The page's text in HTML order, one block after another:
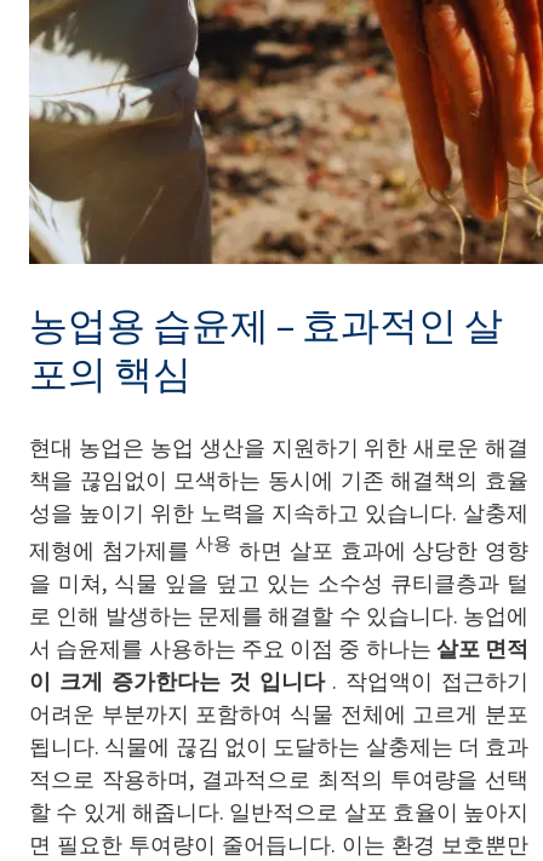
농업용 습윤제 – 효과적인 살
포의 핵심
현대 농업은 농업 생산을 지원하기 위한 새로운 해결
책을 끊임없이 모색하는 동시에 기존 해결책의 효율
성을 높이기 위한 노력을 지속하고 있습니다. 살충제
제형에 첨가제를사용 하면 살포 효과에 상당한 영향
을 미쳐, 식물 잎을 덮고 있는 소수성 큐티클층과 털
로 인해 발생하는 문제를 해결할 수 있습니다. 농업에
서 습윤제를 사용하는 주요 이점 중 하나는 살포 면적
이 크게 증가한다는 것 입니다. 작업액이 접근하기
어려운 부분까지 포함하여 식물 전체에 고르게 분포
됩니다. 식물에 끊김 없이 도달하는 살충제는 더 효과
적으로 작용하며, 결과적으로 최적의 투여량을 선택
할 수 있게 해줍니다. 일반적으로 살포 효율이 높아지
면 필요한 투여량이 줄어듭니다. 이는 환경 보호뿐만